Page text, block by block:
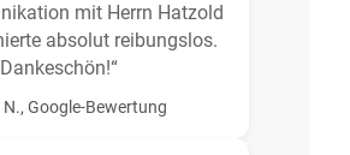
mit Herrn Hatzold
absolut reibungslos.
Google-Bewertung